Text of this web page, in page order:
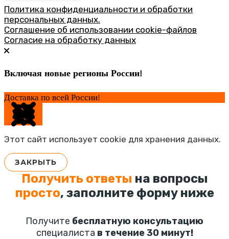
Политика конфиденциальности и обработки
персональных данных.
Соглашение об использовании cookie-файлов
Согласие на обработку данных
Включая новые регионы России!
Доставка по всей России!
Этот сайт использует cookie для хранения данных.
ЗАКРЫТЬ
Получить ответы на вопросы
просто, заполните форму ниже
Получите бесплатную консультацию
специалиста в течение 30 минут!